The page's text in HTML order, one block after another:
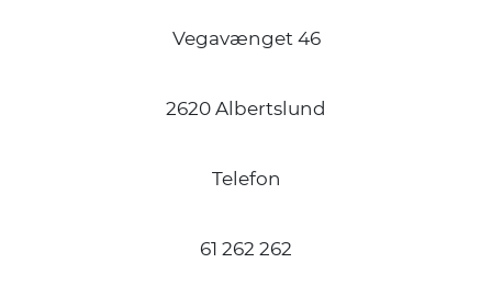
Vegavænget 46
2620 Albertslund
Telefon
61 262 262